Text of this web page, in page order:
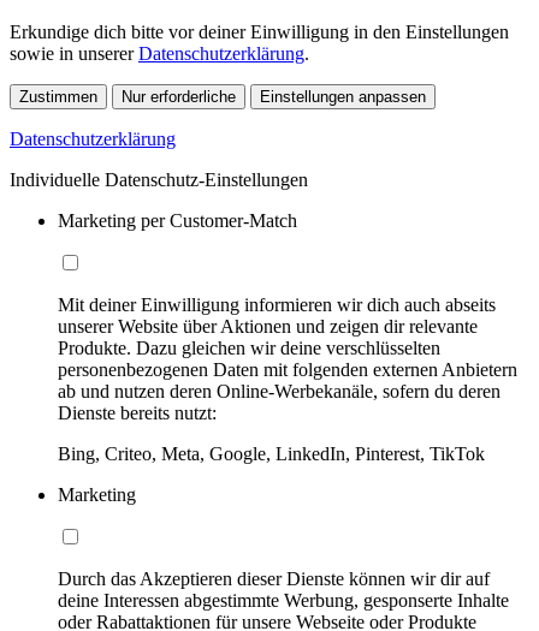
Erkundige dich bitte vor deiner Einwilligung in den Einstellungen
sowie in unsererDatenschutzerklärung.
Zustimmen Nur erforderliche Einstellungen anpassen
Datenschutzerklärung
Individuelle Datenschutz-Einstellungen
Marketing per Customer-Match
Mit deiner Einwilligung informieren wir dich auch abseits
unserer Website über Aktionen und zeigen dir relevante
Produkte. Dazu gleichen wir deine verschlüsselten
personenbezogenen Daten mit folgenden externen Anbietern
ab und nutzen deren Online-Werbekanäle, sofern du deren
Dienste bereits nutzt:
Bing, Criteo, Meta, Google, LinkedIn, Pinterest, TikTok
Marketing
Durch das Akzeptieren dieser Dienste können wir dir auf
deine Interessen abgestimmte Werbung, gesponserte Inhalte
oder Rabattaktionen für unsere Webseite oder Produkte